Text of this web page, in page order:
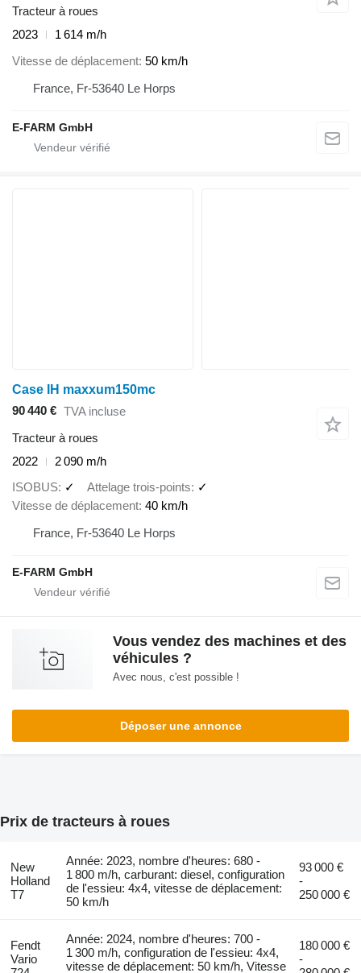
Tracteur à roues
2023
1 614 m/h
Vitesse de déplacement 50 km/h
France, Fr-53640 Le Horps
E-FARM GmbH
Case IH maxxum150mc
90 440 € TVA incluse
Tracteur à roues
2022
2 090 m/h
ISOBUS ✓ Attelage trois-points
✓
Vitesse de déplacement 40 km/h
France, Fr-53640 Le Horps
E-FARM GmbH
Vous vendez des machines et des
véhicules ?
Avec nous, c'est possible !
Déposer une annonce
Prix de tracteurs à roues
New
Holland
T7
Année: 2023, nombre d'heures: 680 -
1 800 m/h, carburant: diesel, configuration
de l'essieu: 4x4, vitesse de déplacement:
50 km/h
93 000 €
-
250 000 €
Fendt
Vario
Année: 2024, nombre d'heures: 700 -
1 300 m/h, configuration de l'essieu: 4x4,
vitesse de déplacement: 50 km/h, Vitesse
180 000 €
-